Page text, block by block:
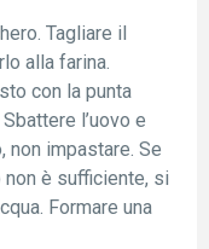
Tagliare il
alla farina.
con la punta
l’uovo e
non impastare. Se
non è sufficiente, si
Formare una